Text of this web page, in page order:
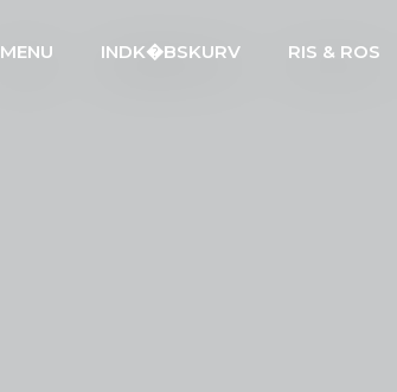
MENU INDK�BSKURV RIS & ROS